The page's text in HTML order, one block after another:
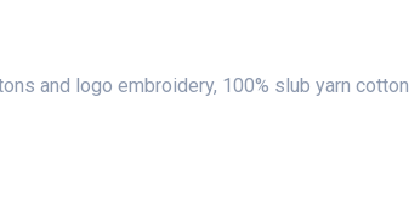
and logo embroidery, 100% slub yarn cotton